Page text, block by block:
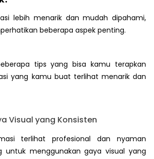
lebih menarik dan mudah dipahami,
beberapa aspek penting.
tips yang bisa kamu terapkan
yang kamu buat terlihat menarik dan
Visual yang Konsisten
terlihat profesional dan nyaman
untuk menggunakan gaya visual yang